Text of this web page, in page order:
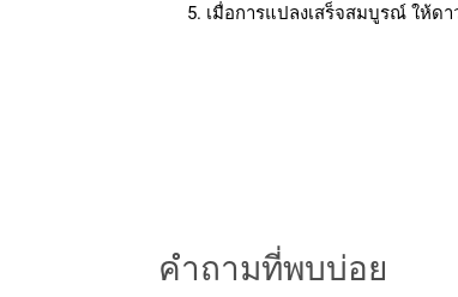
เมื่อการแปลงเสร็จสมบูรณ์ ให้ด
คำถามที่พบบ่อย